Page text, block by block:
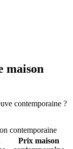
maison
contemporaine ?
contemporaine
Prix maison